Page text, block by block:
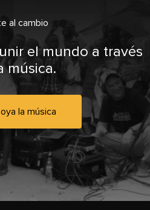
al cambio
el mundo a través
música.
la música